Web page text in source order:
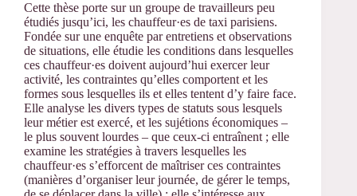
Cette thèse porte sur un groupe de travailleurs peu
étudiés jusqu’ici, les chauffeur·es de taxi parisiens.
Fondée sur une enquête par entretiens et observations
de situations, elle étudie les conditions dans lesquelles
ces chauffeur·es doivent aujourd’hui exercer leur
activité, les contraintes qu’elles comportent et les
formes sous lesquelles ils et elles tentent d’y faire face.
Elle analyse les divers types de statuts sous lesquels
leur métier est exercé, et les sujétions économiques –
le plus souvent lourdes – que ceux-ci entraînent ; elle
examine les stratégies à travers lesquelles les
chauffeur·es s’efforcent de maîtriser ces contraintes
(manières d’organiser leur journée, de gérer le temps,